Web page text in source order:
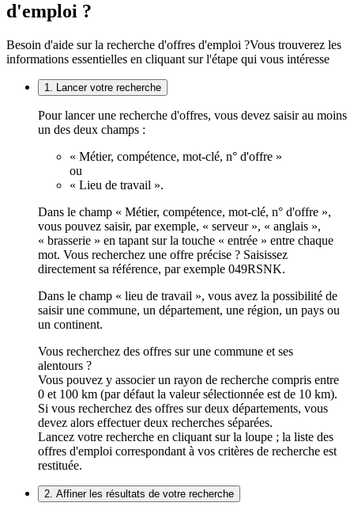
d'emploi ?
Besoin d'aide sur la recherche d'offres d'emploi ?Vous trouverez les
informations essentielles en cliquant sur l'étape qui vous intéresse
1. Lancer votre recherche
Pour lancer une recherche d'offres, vous devez saisir au moins
un des deux champs :
« Métier, compétence, mot-clé, n° d'offre »
ou
« Lieu de travail ».
Dans le champ « Métier, compétence, mot-clé, n° d'offre »,
vous pouvez saisir, par exemple, « serveur », « anglais »,
« brasserie » en tapant sur la touche « entrée » entre chaque
mot. Vous recherchez une offre précise ? Saisissez
directement sa référence, par exemple 049RSNK.
Dans le champ « lieu de travail », vous avez la possibilité de
saisir une commune, un département, une région, un pays ou
un continent.
Vous recherchez des offres sur une commune et ses
alentours ?
Vous pouvez y associer un rayon de recherche compris entre
0 et 100 km (par défaut la valeur sélectionnée est de 10 km).
Si vous recherchez des offres sur deux départements, vous
devez alors effectuer deux recherches séparées.
Lancez votre recherche en cliquant sur la loupe ; la liste des
offres d'emploi correspondant à vos critères de recherche est
restituée.
2. Affiner les résultats de votre recherche